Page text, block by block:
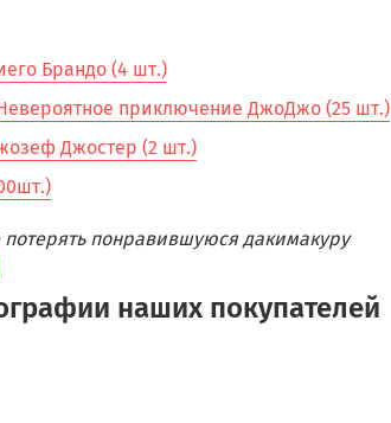
Брандо (4 шт.)
приключение ДжоДжо (25 шт.)
Джостер (2 шт.)
потерять понравившуюся дакимакуру
наших покупателей